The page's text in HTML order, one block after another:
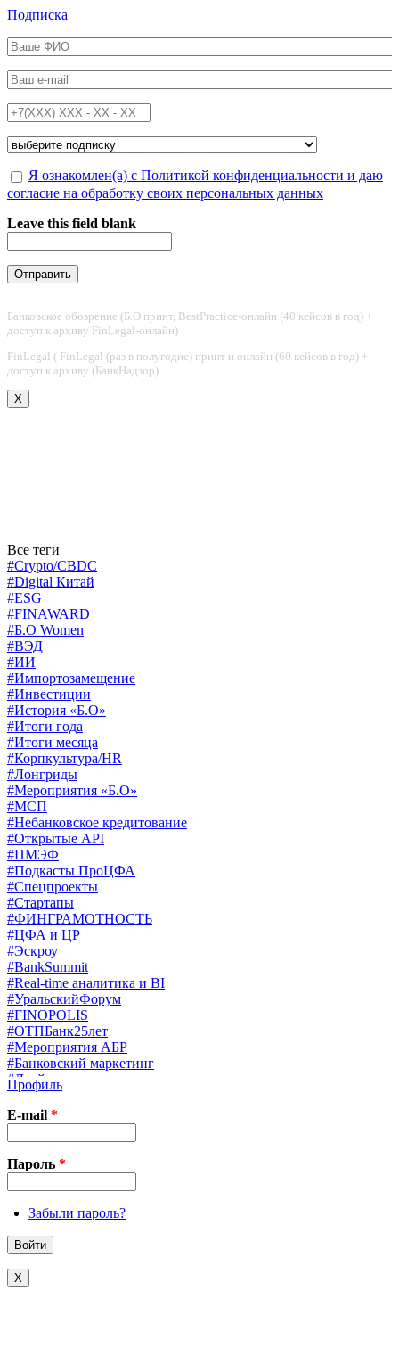
Перейти к основному содержанию
Подписка
ФИО*
Email*
Телефон*
Подписка на*
Обработка персональных данных*
Я ознакомлен(а) с Политикой конфиденциальности и даю
согласие на обработку своих персональных данных
Leave this field blank
Банковское обозрение (Б.О принт, BestPractice-онлайн (40 кейсов в год) +
доступ к архиву FinLegal-онлайн)
FinLegal ( FinLegal (раз в полугодие) принт и онлайн (60 кейсов в год) +
доступ к архиву (БанкНадзор)
X
Все теги
#Crypto/CBDC
#Digital Китай
#ESG
#FINAWARD
#Б.О Women
#ВЭД
#ИИ
#Импортозамещение
#Инвестиции
#История «Б.О»
#Итоги года
#Итоги месяца
#Корпкультура/HR
#Лонгриды
#Мероприятия «Б.О»
#МСП
#Небанковское кредитование
#Открытые API
#ПМЭФ
#Подкасты ПроЦФА
#Спецпроекты
#Стартапы
#ФИНГРАМОТНОСТЬ
#ЦФА и ЦР
#Эскроу
#BankSummit
#Real-time аналитика и BI
#УральскийФорум
#FINOPOLIS
#ОТПБанк25лет
#Мероприятия АБР
#Банковский маркетинг
#Драйверы страхования
#Финконгресс ЦБ
#PB&WM
#UX/CX
#Экосистемы
X
Профиль
E-mail *
Пароль *
Забыли пароль?
X